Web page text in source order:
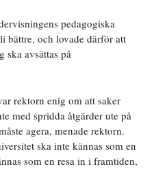
pedagogiska
bättre, och lovade därför att
ska avsättas på
rektorn enig om att saker
med spridda åtgärder ute på
agera, menade rektorn.
ska inte kännas som en
som en resa in i framtiden,